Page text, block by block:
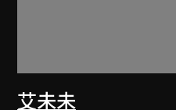
艾未未